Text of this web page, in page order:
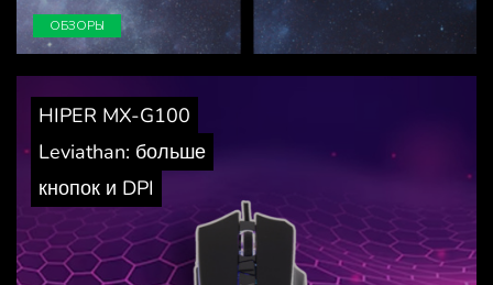
ОБЗОРЫ
HIPER MX-G100
Leviathan: больше
кнопок и DPI